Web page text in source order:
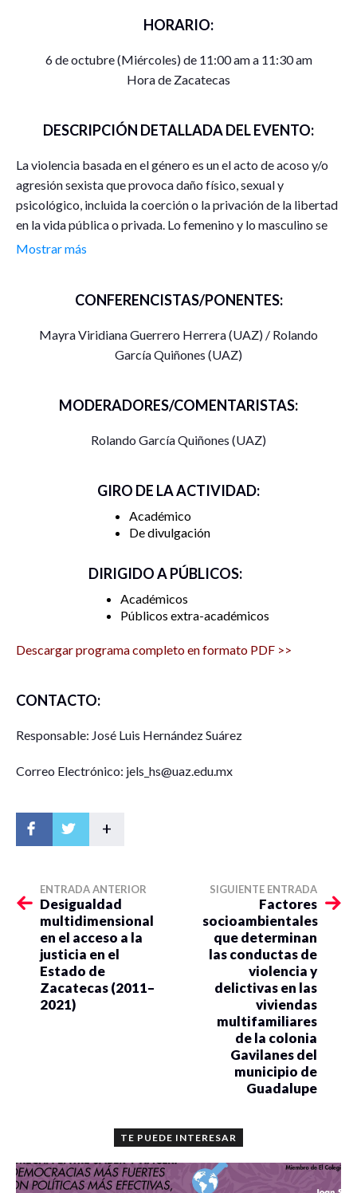
HORARIO:
6 de octubre (Miércoles) de 11:00 am a 11:30 am
Hora de Zacatecas
DESCRIPCIÓN DETALLADA DEL EVENTO:
La violencia basada en el género es un el acto de acoso y/o
agresión sexista que provoca daño físico, sexual y
psicológico, incluida la coerción o la privación de la libertad
en la vida pública o privada. Lo femenino y lo masculino se
insertan en la perspectiva de género, en un plano de
mayores desventajas sociales a lo largo de la historia. Pero
probablemente debido al machismo arraigado, que hace del
hombre un entre reticente a reconocer cuando es una
circunstancias se orienta, justamente, esta comunicación.
Mostrar más
CONFERENCISTAS/PONENTES:
Mayra Viridiana Guerrero Herrera (UAZ) / Rolando
García Quiñones (UAZ)
MODERADORES/COMENTARISTAS:
Rolando García Quiñones (UAZ)
GIRO DE LA ACTIVIDAD:
Académico
De divulgación
DIRIGIDO A PÚBLICOS:
Académicos
Públicos extra-académicos
Descargar programa completo en formato PDF >>
CONTACTO:
Responsable: José Luis Hernández Suárez
Correo Electrónico: jels_hs@uaz.edu.mx
+
ENTRADA ANTERIOR
Desigualdad
multidimensional
en el acceso a la
justicia en el
Estado de
Zacatecas (2011–
2021)
SIGUIENTE ENTRADA
Factores
socioambientales
que determinan
las conductas de
violencia y
delictivas en las
viviendas
multifamiliares
de la colonia
Gavilanes del
municipio de
Guadalupe
TE PUEDE INTERESAR